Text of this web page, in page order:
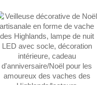
pour bijoux en acrylique,
cadeau pour femmes/filles